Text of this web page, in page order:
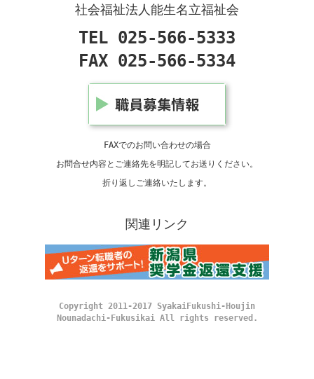
社会福祉法人能生名立福祉会
TEL 025-566-5333
FAX 025-566-5334
FAXでのお問い合わせの場合
お問合せ内容とご連絡先を明記してお送りください。
折り返しご連絡いたします。
関連リンク
Copyright 2011-2017 SyakaiFukushi-Houjin
Nounadachi-Fukusikai All rights reserved.